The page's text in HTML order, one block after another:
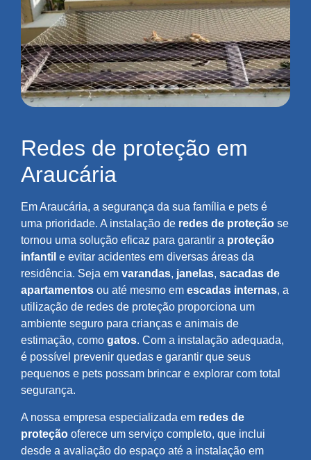
Redes de proteção em
Araucária
Em Araucária, a segurança da sua família e pets é
uma prioridade. A instalação de redes de proteção se
tornou uma solução eficaz para garantir a proteção
infantil e evitar acidentes em diversas áreas da
residência. Seja em varandas, janelas, sacadas de
apartamentos ou até mesmo em escadas internas, a
utilização de redes de proteção proporciona um
ambiente seguro para crianças e animais de
estimação, como gatos. Com a instalação adequada,
é possível prevenir quedas e garantir que seus
pequenos e pets possam brincar e explorar com total
segurança.
A nossa empresa especializada em redes de
proteção oferece um serviço completo, que inclui
desde a avaliação do espaço até a instalação em